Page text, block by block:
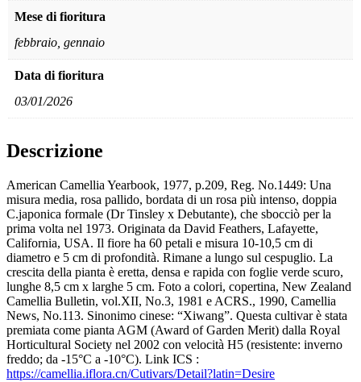
Mese di fioritura
febbraio, gennaio
Data di fioritura
03/01/2026
Descrizione
American Camellia Yearbook, 1977, p.209, Reg. No.1449: Una
misura media, rosa pallido, bordata di un rosa più intenso, doppia
C.japonica formale (Dr Tinsley x Debutante), che sbocciò per la
prima volta nel 1973. Originata da David Feathers, Lafayette,
California, USA. Il fiore ha 60 petali e misura 10-10,5 cm di
diametro e 5 cm di profondità. Rimane a lungo sul cespuglio. La
crescita della pianta è eretta, densa e rapida con foglie verde scuro,
lunghe 8,5 cm x larghe 5 cm. Foto a colori, copertina, New Zealand
Camellia Bulletin, vol.XII, No.3, 1981 e ACRS., 1990, Camellia
News, No.113. Sinonimo cinese: “Xiwang”. Questa cultivar è stata
premiata come pianta AGM (Award of Garden Merit) dalla Royal
Horticultural Society nel 2002 con velocità H5 (resistente: inverno
freddo; da -15°C a -10°C). Link ICS :
https://camellia.iflora.cn/Cutivars/Detail?latin=Desire